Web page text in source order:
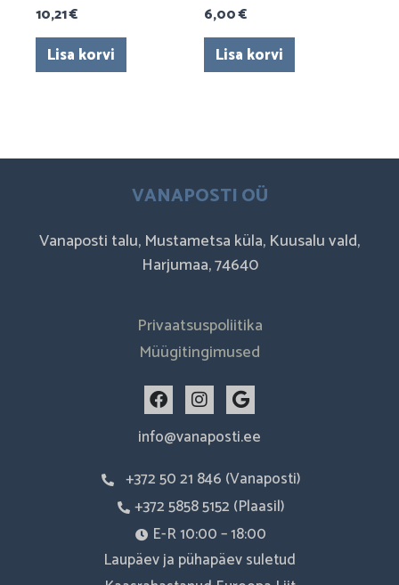
10,21€
Lisa korvi
6,00€
Lisa korvi
VANAPOSTI OÜ
Vanaposti talu, Mustametsa küla, Kuusalu vald,
Harjumaa, 74640
Privaatsuspoliitika
Müügitingimused
F
a
c
e
o
o
k
I
n
s
t
g
r
a
m
G
o
o
g
e
info@vanaposti.ee
+372 50 21 846 (Vanaposti)
+372 5858 5152 (Plaasil)
E-R 10:00 – 18:00
Laupäev ja pühapäev suletud